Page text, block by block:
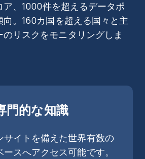
ア、1000件を超えるデータポ
。160カ国を超える国々と主
リスクをモニタリングしま
門的な知識
サイトを備えた世界有数の
スへアクセス可能です。